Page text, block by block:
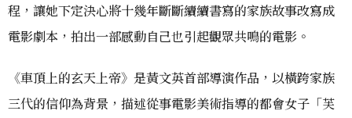
程，讓她下定決心將十幾年斷斷續續書寫的家族故事改寫成
電影劇本，拍出一部感動自己也引起觀眾共鳴的電影。
《車頂上的玄天上帝》是黃文英首部導演作品，以橫跨家族
三代的信仰為背景，描述從事電影美術指導的都會女子「芙